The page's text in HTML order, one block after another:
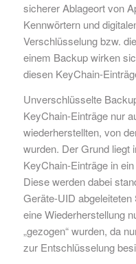
sicherer Ablageort von
Kennwörtern und
Verschlüsselung bzw.
einem Backup wirken
diesen KeyChain-
Unverschlüsselte
KeyChain-Einträge nur
wiederherstellten, von
wurden. Der Grund liegt
KeyChain-Einträge in
Diese werden dabei
Geräte-UID
eine Wiederherstellung
„gezogen“ wurden, da
zur Entschlüsselung